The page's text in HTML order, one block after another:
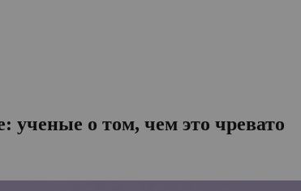
ученые о том, чем это чревато